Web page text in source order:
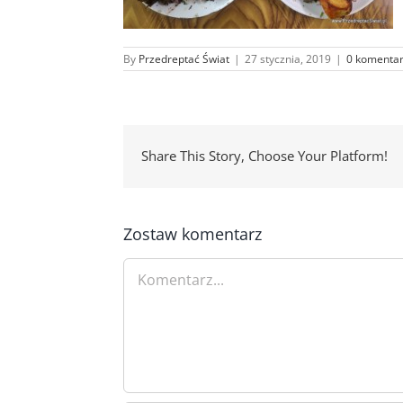
By Przedreptać Świat | 27 stycznia, 2019 | 0
Share This Story, Choose Your Platform!
Zostaw komentarz
Comment